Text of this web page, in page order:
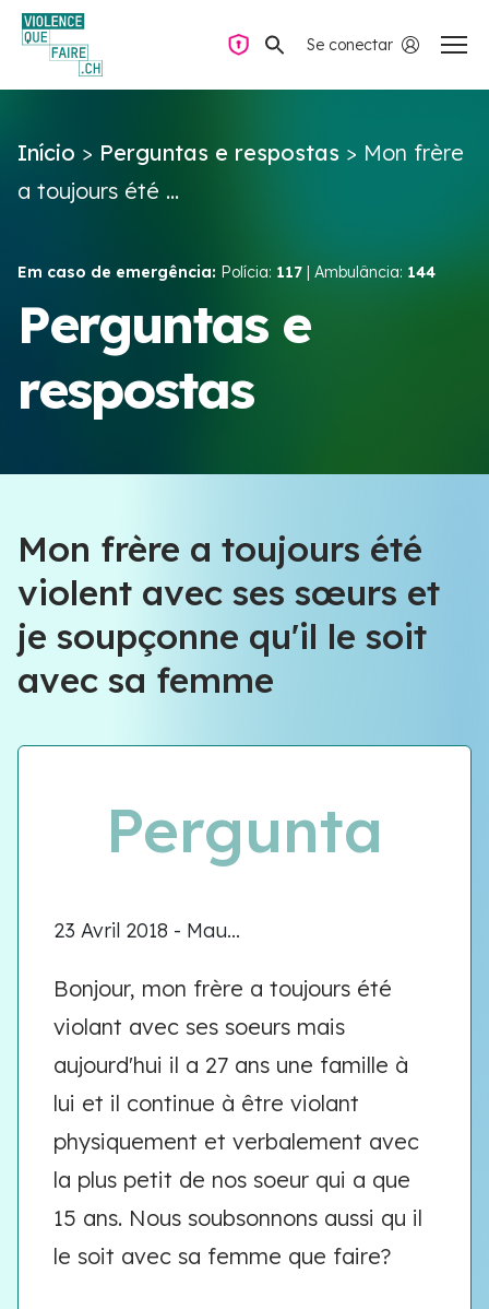
Se conectar
Perguntas e respostas
Violência no casal
Recursos e campanhas
Équipe VIOLENCE QUE FAIRE
Meet our team
Navegação privada
Início > Perguntas e respostas > Mon frère
a toujours été ...
Em caso de emergência: Polícia: 117 | Ambulância: 144
Perguntas e
respostas
Mon frère a toujours été
violent avec ses sœurs et
je soupçonne qu'il le soit
avec sa femme
Pergunta
23 Avril 2018 - Mau...
Bonjour, mon frère a toujours été
violant avec ses soeurs mais
aujourd'hui il a 27 ans une famille à
lui et il continue à être violant
physiquement et verbalement avec
la plus petit de nos soeur qui a que
15 ans. Nous soubsonnons aussi qu il
le soit avec sa femme que faire?